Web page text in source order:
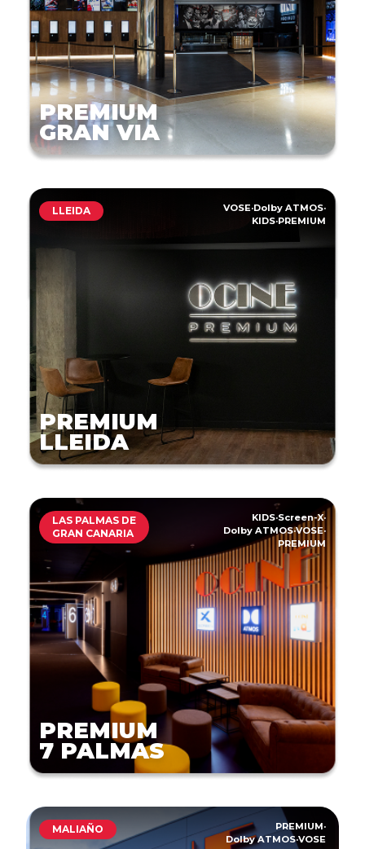
PREMIUM
GRAN VIA
LLEIDA VOSE·Dolby ATMOS·
KIDS·PREMIUM
PREMIUM
LLEIDA
LAS PALMAS DE
GRAN CANARIA
KIDS·Screen-X·
Dolby ATMOS·VOSE·
PREMIUM
PREMIUM
7 PALMAS
MALIAÑO PREMIUM·
Dolby ATMOS·VOSE